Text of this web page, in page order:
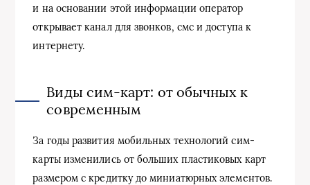
и на основании этой информации оператор
открывает канал для звонков, смс и доступа к
интернету.
Виды сим-карт: от обычных к
современным
За годы развития мобильных технологий сим-
карты изменились от больших пластиковых карт
размером с кредитку до миниатюрных элементов.